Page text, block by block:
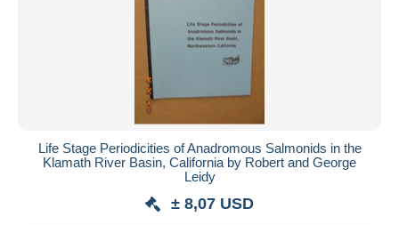
Life Stage Periodicities of Anadromous Salmonids in the
Klamath River Basin, California by Robert and George
Leidy
± 8,07 USD